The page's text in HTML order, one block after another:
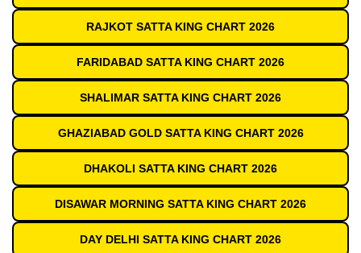
RAJKOT SATTA KING CHART 2026
FARIDABAD SATTA KING CHART 2026
SHALIMAR SATTA KING CHART 2026
GHAZIABAD GOLD SATTA KING CHART 2026
DHAKOLI SATTA KING CHART 2026
DISAWAR MORNING SATTA KING CHART 2026
DAY DELHI SATTA KING CHART 2026